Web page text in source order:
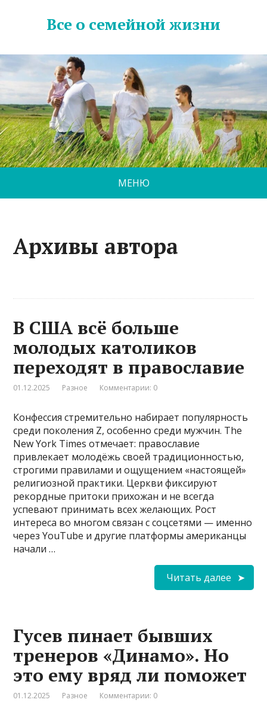
Все о семейной жизни
МЕНЮ
Архивы автора
В США всё больше
молодых католиков
переходят в православие
01.12.2025 Разное Комментарии: 0
Конфессия стремительно набирает популярность
среди поколения Z, особенно среди мужчин. The
New York Times отмечает: православие
привлекает молодёжь своей традиционностью,
строгими правилами и ощущением «настоящей»
религиозной практики. Церкви фиксируют
рекордные притоки прихожан и не всегда
успевают принимать всех желающих. Рост
интереса во многом связан с соцсетями — именно
через YouTube и другие платформы американцы
начали …
Читать далее
Гусев пинает бывших
тренеров «Динамо». Но
это ему вряд ли поможет
01.12.2025 Разное Комментарии: 0